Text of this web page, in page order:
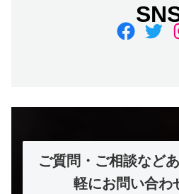
ご質問・ご相談など
軽にお問い合わ